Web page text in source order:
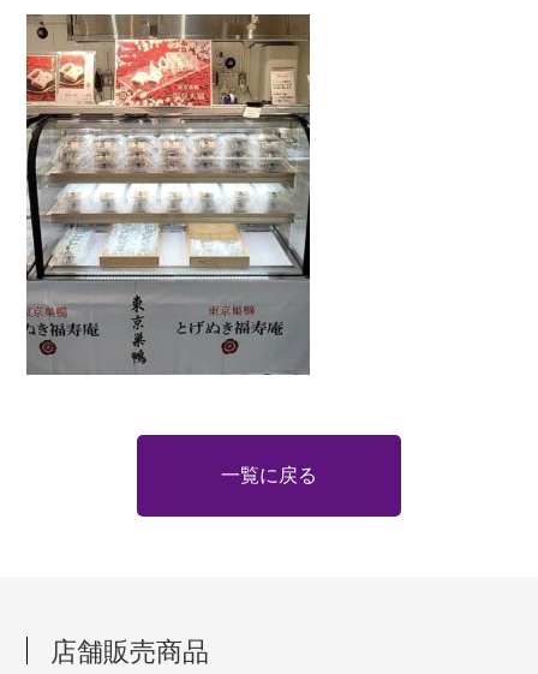
一覧に戻る
店舗販売商品